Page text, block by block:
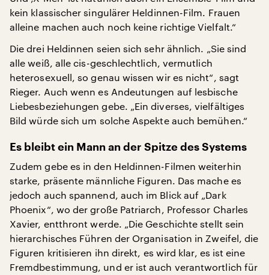
kein klassischer singulärer Heldinnen-Film. Frauen
alleine machen auch noch keine richtige Vielfalt.“
Die drei Heldinnen seien sich sehr ähnlich. „Sie sind
alle weiß, alle cis-geschlechtlich, vermutlich
heterosexuell, so genau wissen wir es nicht“, sagt
Rieger. Auch wenn es Andeutungen auf lesbische
Liebesbeziehungen gebe. „Ein diverses, vielfältiges
Bild würde sich um solche Aspekte auch bemühen.“
Es bleibt ein Mann an der Spitze des Systems
Zudem gebe es in den Heldinnen-Filmen weiterhin
starke, präsente männliche Figuren. Das mache es
jedoch auch spannend, auch im Blick auf „Dark
Phoenix“, wo der große Patriarch, Professor Charles
Xavier, entthront werde. „Die Geschichte stellt sein
hierarchisches Führen der Organisation in Zweifel, die
Figuren kritisieren ihn direkt, es wird klar, es ist eine
Fremdbestimmung, und er ist auch verantwortlich für